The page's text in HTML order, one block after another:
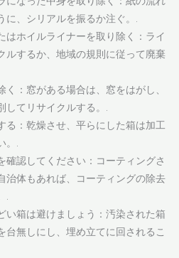
、シリアルを振るか注ぐ。.
はホイルライナーを取り除く：ライ
ルするか、地域の規則に従って廃棄
く：窓がある場合は、窓をはがし、
てリサイクルする。.
る：乾燥させ、平らにした箱は加工
.
確認してください：コーティングさ
治体もあれば、コーティングの除去
い箱は避けましょう：汚染された箱
台無しにし、埋め立てに回されるこ